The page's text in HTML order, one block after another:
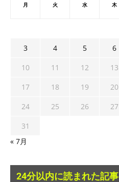
月 火 水 木
3
4 5 6
10
11 12 13
17
18 19 20
24
25 26 27
31
« 7月
24分以内に読まれた記事